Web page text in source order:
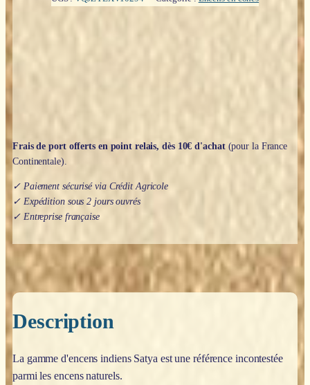
Frais de port offerts en point relais, dès 10€ d'achat(pour la France
Continentale).
✓ Paiement sécurisé via Crédit Agricole
✓ Expédition sous 2 jours ouvrés
✓ Entreprise française
Description
La gamme d'encens indiens Satya est une référence incontestée
parmi les encens naturels.